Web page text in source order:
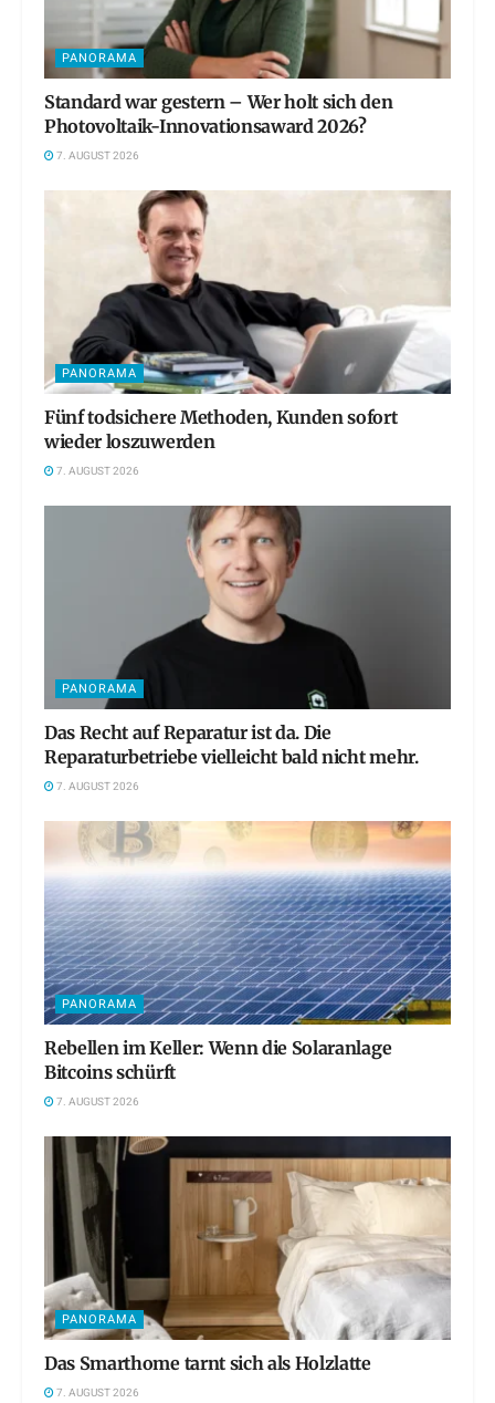
PANORAMA
Standard war gestern – Wer holt sich den
Photovoltaik-Innovationsaward 2026?
7. AUGUST 2026
PANORAMA
Fünf todsichere Methoden, Kunden sofort
wieder loszuwerden
7. AUGUST 2026
PANORAMA
Das Recht auf Reparatur ist da. Die
Reparaturbetriebe vielleicht bald nicht mehr.
7. AUGUST 2026
PANORAMA
Rebellen im Keller: Wenn die Solaranlage
Bitcoins schürft
7. AUGUST 2026
PANORAMA
Das Smarthome tarnt sich als Holzlatte
7. AUGUST 2026